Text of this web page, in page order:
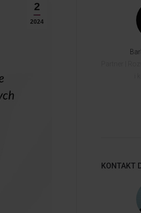
2
2024
KONTAKT